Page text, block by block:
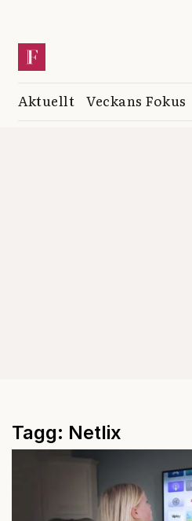
Aktuellt Veckans Fokus
Tagg: Netlix